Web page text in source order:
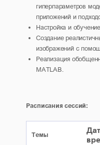
гиперпараметров
приложений и
Настройка и
Создание
изображений с
Реализация
MATLAB.
Расписания сессий:
Темы